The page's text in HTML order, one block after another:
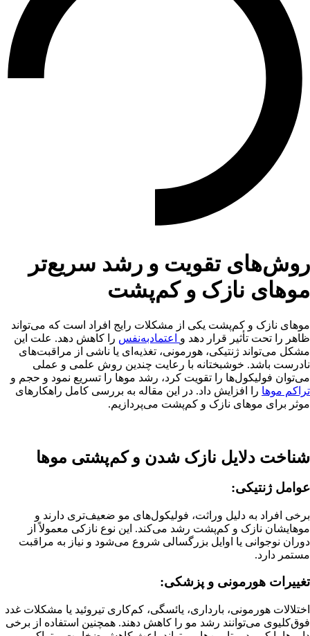
روش‌های تقویت و رشد سریع‌تر
موهای نازک و کم‌پشت
موهای نازک و کم‌پشت یکی از مشکلات رایج افراد است که می‌تواند
ظاهر را تحت تأثیر قرار دهد و اعتمادبه‌نفس را کاهش دهد. علت این
مشکل می‌تواند ژنتیکی، هورمونی، تغذیه‌ای یا ناشی از مراقبت‌های
نادرست باشد. خوشبختانه با رعایت چندین روش علمی و عملی
می‌توان فولیکول‌ها را تقویت کرد، رشد موها را تسریع نمود و حجم و
تراکم موها را افزایش داد. در این مقاله به بررسی کامل راهکارهای
موثر برای موهای نازک و کم‌پشت می‌پردازیم.
شناخت دلایل نازک شدن و کم‌پشتی موها
عوامل ژنتیکی:
برخی افراد به دلیل وراثت، فولیکول‌های مو ضعیف‌تری دارند و
موهایشان نازک و کم‌پشت رشد می‌کند. این نوع نازکی معمولاً از
دوران نوجوانی یا اوایل بزرگسالی شروع می‌شود و نیاز به مراقبت
مستمر دارد.
تغییرات هورمونی و پزشکی:
اختلالات هورمونی، بارداری، یائسگی، کم‌کاری تیروئید یا مشکلات غدد
فوق‌کلیوی می‌توانند رشد مو را کاهش دهند. همچنین استفاده از برخی